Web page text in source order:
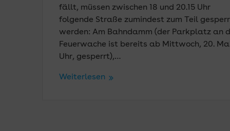
fällt, müssen zwischen 18 und 20.15 Uhr
folgende Straße zumindest zum Teil
werden: Am Bahndamm (der Parkplatz an
Feuerwache ist bereits ab Mittwoch, 20.
Uhr, gesperrt),…
Weiterlesen